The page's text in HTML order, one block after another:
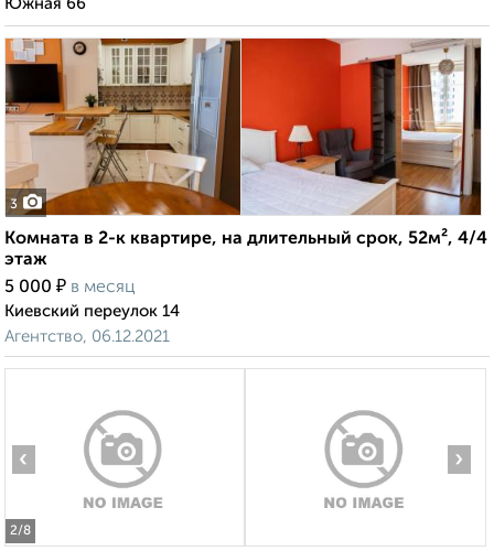
Южная 66
3
Комната в 2-к квартире, на длительный срок, 52м², 4/4
этаж
5 000 ₽ в месяц
Киевский переулок 14
Агентство, 06.12.2021
2/8
‹ ›